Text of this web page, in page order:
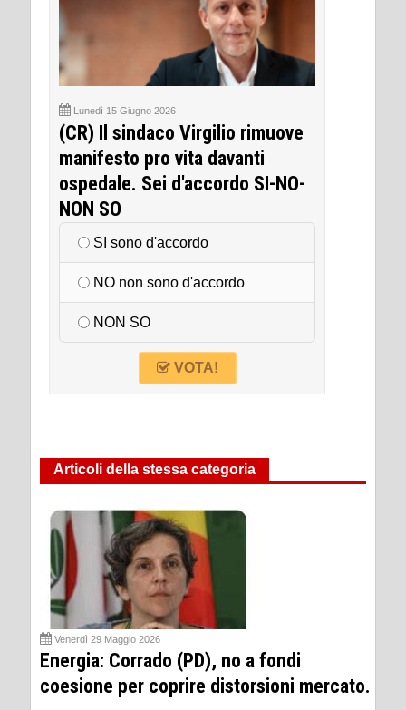
Lunedì 15 Giugno 2026
(CR) Il sindaco Virgilio rimuove
manifesto pro vita davanti
ospedale. Sei d'accordo SI-NO-
NON SO
SI sono d'accordo
NO non sono d'accordo
NON SO
VOTA!
Articoli della stessa categoria
Venerdì 29 Maggio 2026
Energia: Corrado (PD), no a fondi
coesione per coprire distorsioni mercato.